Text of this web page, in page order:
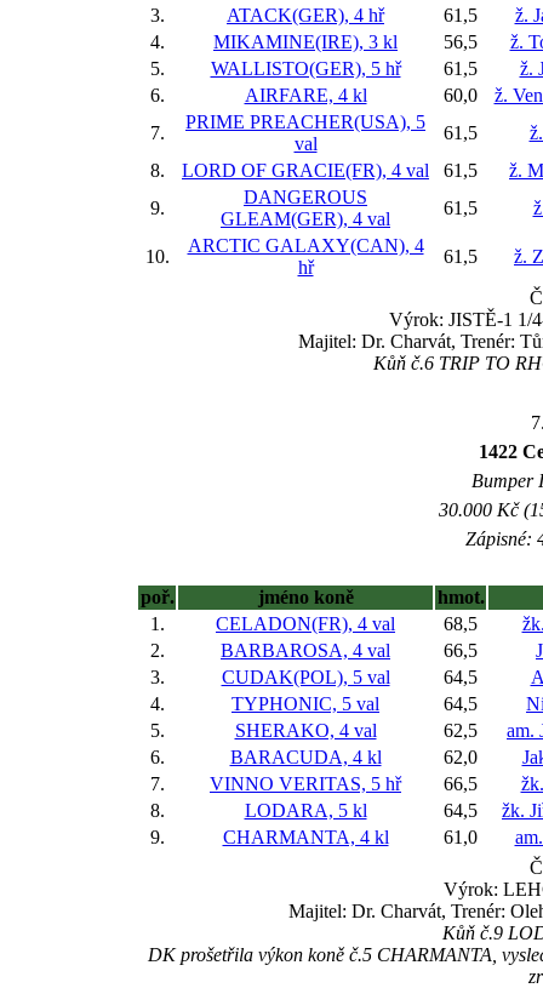
3.
ATACK(GER), 4 hř 61,5
ž.
4.
MIKAMINE(IRE), 3 kl 56,5
ž.
5.
WALLISTO(GER), 5 hř 61,5
ž.
6.
AIRFARE, 4 kl 60,0
ž.
7.
PRIME PREACHER(USA), 5
val
61,5
8.
LORD OF GRACIE(FR), 4 val 61,5
ž.
9.
DANGEROUS
GLEAM(GER), 4 val
61,5
10.
ARCTIC GALAXY(CAN), 4
hř
61,5
ž.
Výrok: JISTĚ-1 1/
Majitel: Dr. Charvát, Trenér:
Kůň č.6 TRIP TO
1422
Bumper
30.000 Kč
Zápisné:
poř. jméno koně
hmot.
1.
CELADON(FR), 4 val 68,5
2.
BARBAROSA, 4 val 66,5
3.
CUDAK(POL), 5 val 64,5
4.
TYPHONIC, 5 val 64,5
5.
SHERAKO, 4 val 62,5
am.
6.
BARACUDA, 4 kl 62,0
7.
VINNO VERITAS, 5 hř 66,5
8.
LODARA, 5 kl 64,5
žk.
9.
CHARMANTA, 4 kl 61,0
Výrok:
Majitel: Dr. Charvát, Trenér:
Kůň č.9
DK prošetřila výkon koně č.5 CHARMANTA,